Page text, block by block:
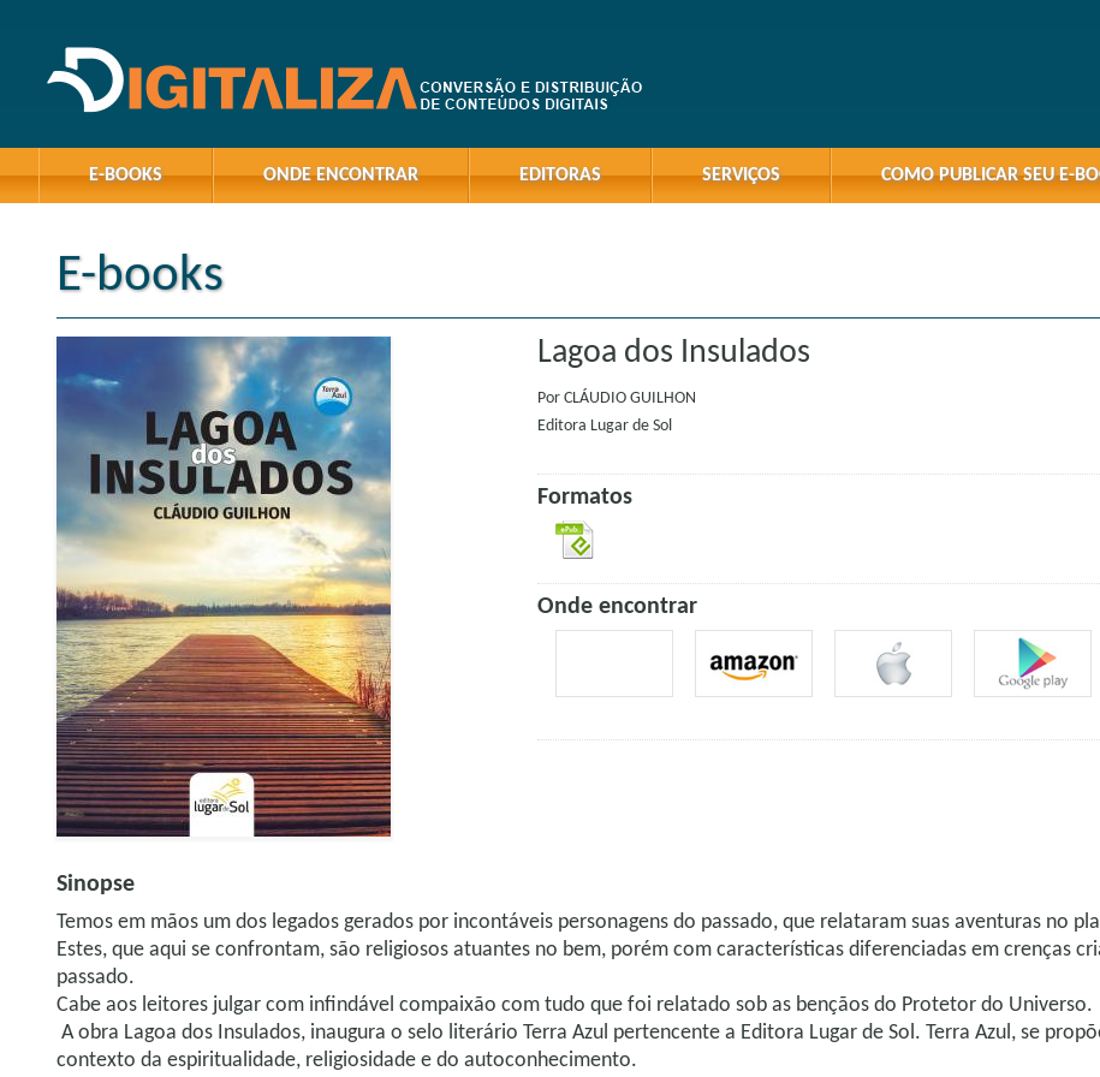
E-BOOKS ONDE ENCONTRAR EDITORAS SERVIÇOS COMO PUBLICAR SEU E-
E-books
Lagoa dos Insulados
Por CLÁUDIO GUILHON
Editora Lugar de Sol
Formatos
Onde encontrar
Sinopse
Temos em mãos um dos legados gerados por incontáveis personagens do passado, que relataram suas aventuras no
Estes, que aqui se confrontam, são religiosos atuantes no bem, porém com características diferenciadas em crenças
passado.
Cabe aos leitores julgar com infindável compaixão com tudo que foi relatado sob as bençãos do Protetor do Universo.
A obra Lagoa dos Insulados, inaugura o selo literário Terra Azul pertencente a Editora Lugar de Sol. Terra Azul, se
contexto da espiritualidade, religiosidade e do autoconhecimento.